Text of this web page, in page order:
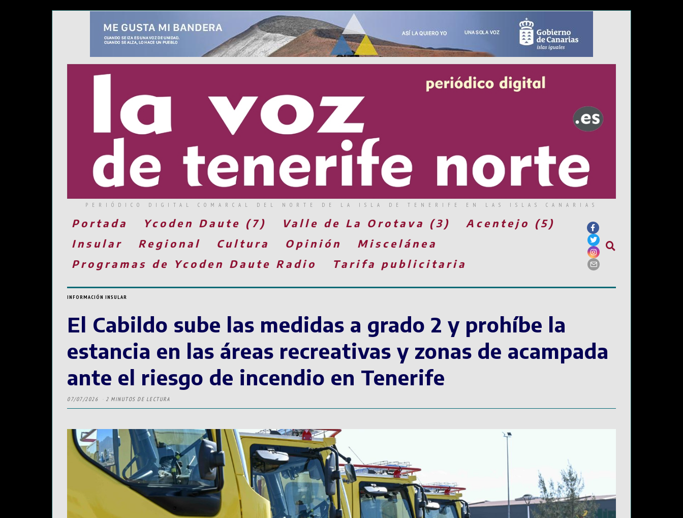
PERIÓDICO DIGITAL COMARCAL DEL NORTE DE LA ISLA DE TENERIFE EN LAS ISLAS CANARIAS
Portada Ycoden Daute (7) Valle de La Orotava (3)
Acentejo (5)
Insular
Regional Cultura Opinión
Miscelánea
Programas de Ycoden Daute Radio
Tarifa publicitaria
INFORMACIÓN INSULAR
El Cabildo sube las medidas a grado 2 y prohíbe la
estancia en las áreas recreativas y zonas de acampada
ante el riesgo de incendio en Tenerife
07/07/2026 2 MINUTOS DE LECTURA